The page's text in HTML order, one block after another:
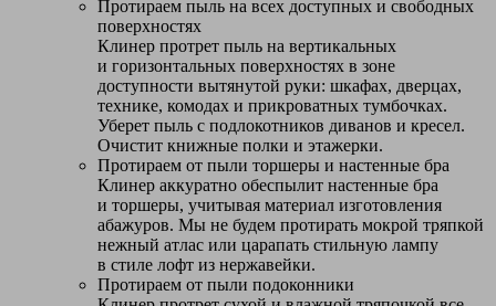
Протираем пыль на всех доступных и свободных
поверхностях
Клинер протрет пыль на вертикальных
и горизонтальных поверхностях в зоне
доступности вытянутой руки: шкафах, дверцах,
технике, комодах и прикроватных тумбочках.
Уберет пыль с подлокотников диванов и кресел.
Очистит книжные полки и этажерки.
Протираем от пыли торшеры и настенные бра
Клинер аккуратно обеспылит настенные бра
и торшеры, учитывая материал изготовления
абажуров. Мы не будем протирать мокрой тряпкой
нежный атлас или царапать стильную лампу
в стиле лофт из нержавейки.
Протираем от пыли подоконники